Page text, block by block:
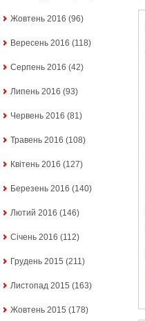
Жовтень 2016 (96)
Вересень 2016 (118)
Серпень 2016 (42)
Липень 2016 (93)
Червень 2016 (81)
Травень 2016 (108)
Квітень 2016 (127)
Березень 2016 (140)
Лютий 2016 (146)
Січень 2016 (112)
Грудень 2015 (211)
Листопад 2015 (163)
Жовтень 2015 (178)